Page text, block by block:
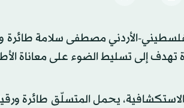
الأردني مصطفى سلامة طائرة
تهدف إلى تسليط الضوء على معاناة
يحمل المتسلّق طائرة